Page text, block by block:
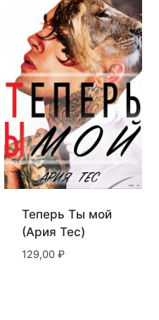
Теперь Ты мой
(Ария Тес)
129,00 ₽